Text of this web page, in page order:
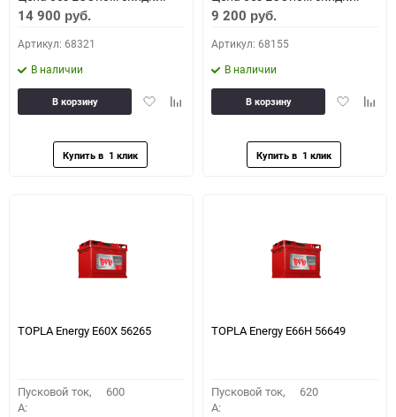
14 900 руб.
Артикул: 68321
В наличии
ДобавитьДобавить
В корзину
9 200 руб.
Артикул: 68155
В наличии
Добавить
В корзину
TOPLA Energy E60X 56265
Пусковой ток,
A:
600
TOPLA Energy E66H 56649
Пусковой ток,
A:
620